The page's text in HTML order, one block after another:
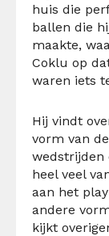
huis die
ballen die
maakte,
Coklu op
waren iets
Hij vindt
vorm van
wedstrijden
heel veel
aan het
andere
kijkt